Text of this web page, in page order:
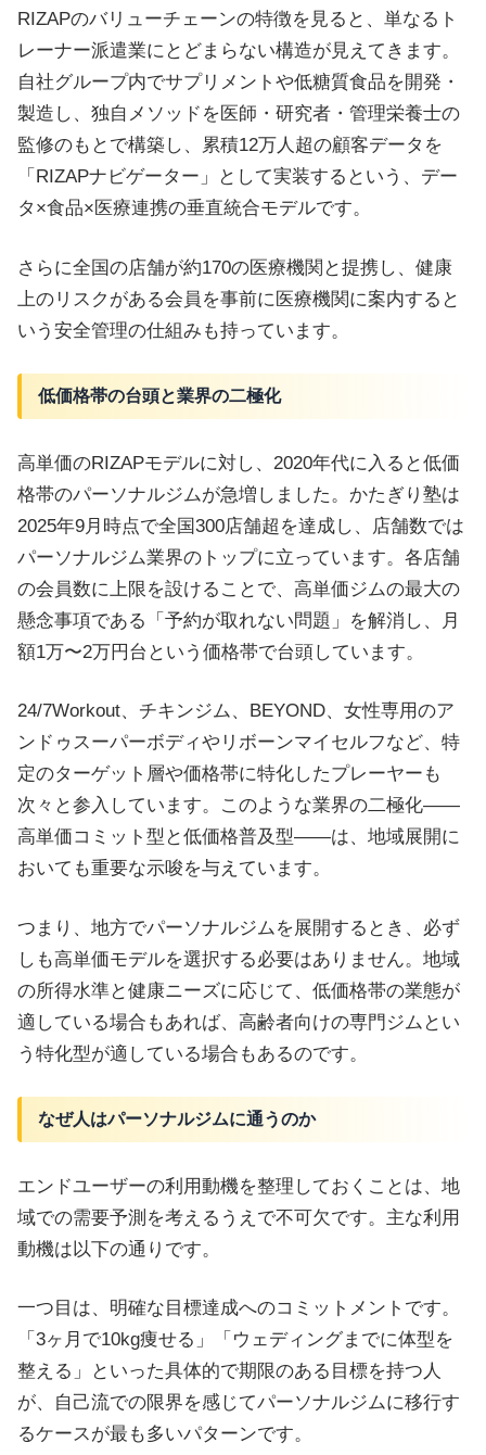
RIZAPのバリューチェーンの特徴を見ると、単なるト
レーナー派遣業にとどまらない構造が見えてきます。
自社グループ内でサプリメントや低糖質食品を開発・
製造し、独自メソッドを医師・研究者・管理栄養士の
監修のもとで構築し、累積12万人超の顧客データを
「RIZAPナビゲーター」として実装するという、デー
タ×食品×医療連携の垂直統合モデルです。
さらに全国の店舗が約170の医療機関と提携し、健康
上のリスクがある会員を事前に医療機関に案内すると
いう安全管理の仕組みも持っています。
低価格帯の台頭と業界の二極化
高単価のRIZAPモデルに対し、2020年代に入ると低価
格帯のパーソナルジムが急増しました。かたぎり塾は
2025年9月時点で全国300店舗超を達成し、店舗数では
パーソナルジム業界のトップに立っています。各店舗
の会員数に上限を設けることで、高単価ジムの最大の
懸念事項である「予約が取れない問題」を解消し、月
額1万〜2万円台という価格帯で台頭しています。
24/7Workout、チキンジム、BEYOND、女性専用のア
ンドゥスーパーボディやリボーンマイセルフなど、特
定のターゲット層や価格帯に特化したプレーヤーも
次々と参入しています。このような業界の二極化——
高単価コミット型と低価格普及型——は、地域展開に
おいても重要な示唆を与えています。
つまり、地方でパーソナルジムを展開するとき、必ず
しも高単価モデルを選択する必要はありません。地域
の所得水準と健康ニーズに応じて、低価格帯の業態が
適している場合もあれば、高齢者向けの専門ジムとい
う特化型が適している場合もあるのです。
なぜ人はパーソナルジムに通うのか
エンドユーザーの利用動機を整理しておくことは、地
域での需要予測を考えるうえで不可欠です。主な利用
動機は以下の通りです。
一つ目は、明確な目標達成へのコミットメントです。
「3ヶ月で10kg痩せる」「ウェディングまでに体型を
整える」といった具体的で期限のある目標を持つ人
が、自己流での限界を感じてパーソナルジムに移行す
るケースが最も多いパターンです。